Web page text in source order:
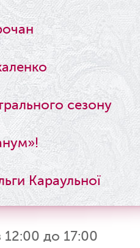
сезону
Караульної
12:00 до 17:00